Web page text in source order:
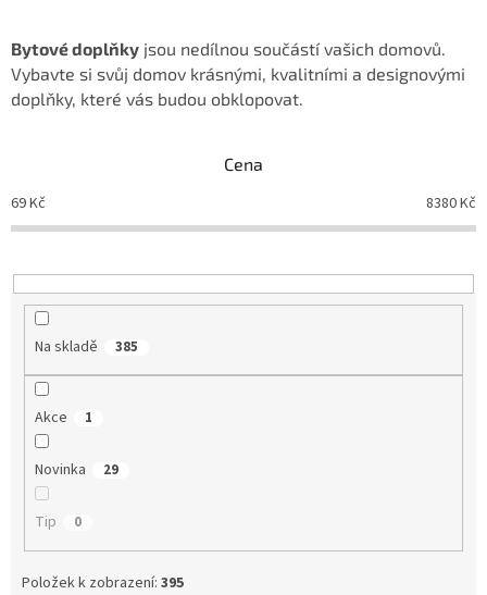
Bytové doplňky jsou nedílnou součástí vašich domovů.
Vybavte si svůj domov krásnými, kvalitními a designovými
doplňky, které vás budou obklopovat.
Cena
69Kč 8380Kč
Na skladě 385
Akce 1
Novinka 29
Tip 0
Položek k zobrazení: 395